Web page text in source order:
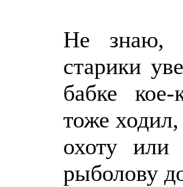
Не знаю,
старики
бабке
тоже
охоту или
рыболову